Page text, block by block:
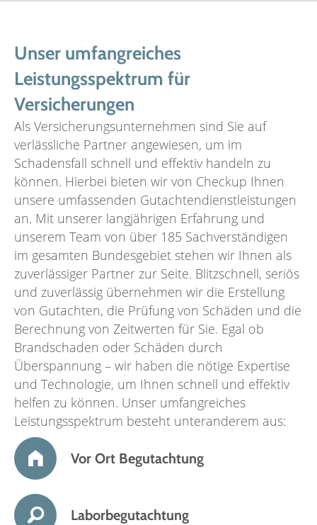
Unser umfangreiches
Leistungsspektrum für
Versicherungen
Als Versicherungsunternehmen sind Sie auf
verlässliche Partner angewiesen, um im
Schadensfall schnell und effektiv handeln zu
können. Hierbei bieten wir von Checkup Ihnen
unsere umfassenden Gutachtendienstleistungen
an. Mit unserer langjährigen Erfahrung und
unserem Team von über 185 Sachverständigen
im gesamten Bundesgebiet stehen wir Ihnen als
zuverlässiger Partner zur Seite. Blitzschnell, seriös
und zuverlässig übernehmen wir die Erstellung
von Gutachten, die Prüfung von Schäden und die
Berechnung von Zeitwerten für Sie. Egal ob
Brandschaden oder Schäden durch
Überspannung – wir haben die nötige Expertise
und Technologie, um Ihnen schnell und effektiv
helfen zu können. Unser umfangreiches
Leistungsspektrum besteht unteranderem aus:
Vor Ort Begutachtung
Laborbegutachtung